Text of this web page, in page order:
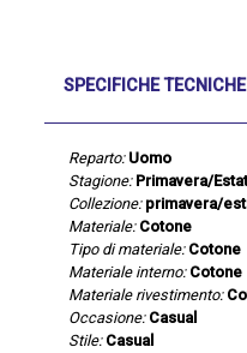
SPECIFICHE TECNICHE
Reparto: Uomo
Stagione: Primavera/
Collezione: primavera/
Materiale: Cotone
Tipo di materiale: Cotone
Materiale interno: Cotone
Materiale rivestimento:
Occasione: Casual
Stile: Casual